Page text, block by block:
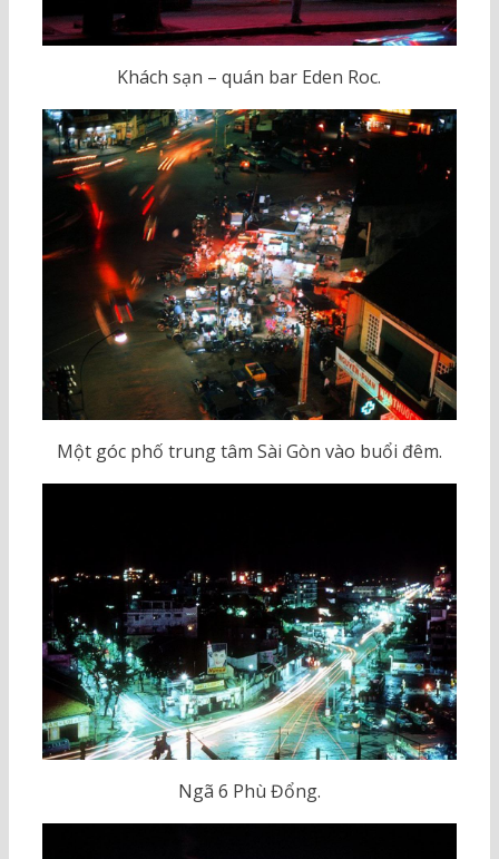
Khách sạn – quán bar Eden Roc.
Một góc phố trung tâm Sài Gòn vào buổi đêm.
Ngã 6 Phù Đổng.